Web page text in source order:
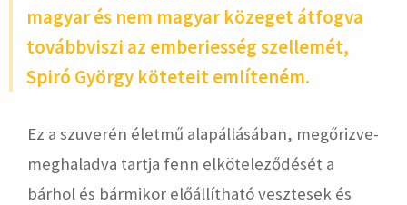
magyar és nem magyar közeget átfogva
továbbviszi az emberiesség szellemét,
Spiró György köteteit említeném.
Ez a szuverén életmű alapállásában, megőrizve-
meghaladva tartja fenn elköteleződését a
bárhol és bármikor előállítható vesztesek és